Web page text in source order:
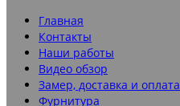
Главная
Контакты
Наши работы
Видео обзор
Замер, доставка и оплата
Фурнитура